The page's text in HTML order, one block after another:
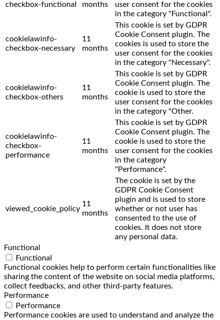
checkbox-functional
months
user consent for the cookies
in the category "Functional".
cookielawinfo-
checkbox-necessary
11
months
This cookie is set by GDPR
Cookie Consent plugin. The
cookies is used to store the
user consent for the cookies
in the category "Necessary".
cookielawinfo-
checkbox-others
11
months
This cookie is set by GDPR
Cookie Consent plugin. The
cookie is used to store the
user consent for the cookies
in the category "Other.
cookielawinfo-
checkbox-
performance
11
months
This cookie is set by GDPR
Cookie Consent plugin. The
cookie is used to store the
user consent for the cookies
in the category
"Performance".
viewed_cookie_policy
11
months
The cookie is set by the
GDPR Cookie Consent
plugin and is used to store
whether or not user has
consented to the use of
cookies. It does not store
any personal data.
Functional
Functional
Functional cookies help to perform certain functionalities like
sharing the content of the website on social media platforms,
collect feedbacks, and other third-party features.
Performance
Performance
Performance cookies are used to understand and analyze the